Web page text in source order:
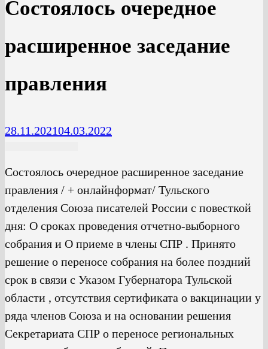
Состоялось очередное
расширенное заседание
правления
28.11.202104.03.2022
Состоялось очередное расширенное заседание
правления / + онлайнформат/ Тульского
отделения Союза писателей России с повесткой
дня: О сроках проведения отчетно-выборного
собрания и О приеме в члены СПР . Принято
решение о переносе собрания на более поздний
срок в связи с Указом Губернатора Тульской
области , отсутствия сертификата о вакцинации у
ряда членов Союза и на основании решения
Секретариата СПР о переносе региональных